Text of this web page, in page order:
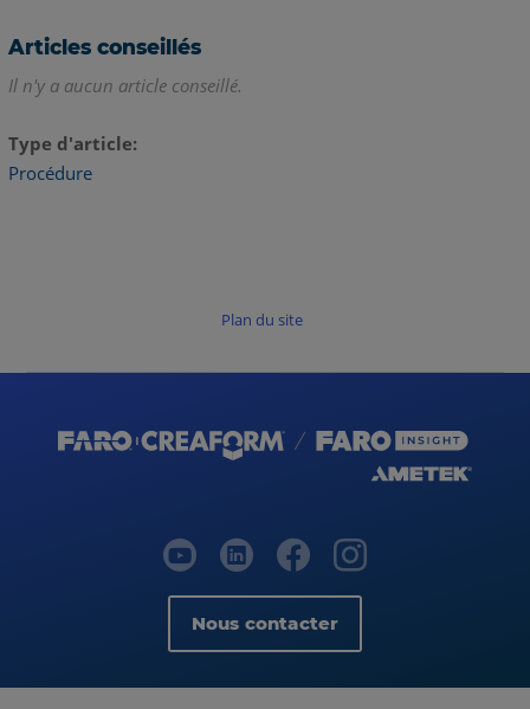
Articles conseillés
Il n'y a aucun article conseillé.
Type d'article
Procédure
Plan du site
Nous contacter